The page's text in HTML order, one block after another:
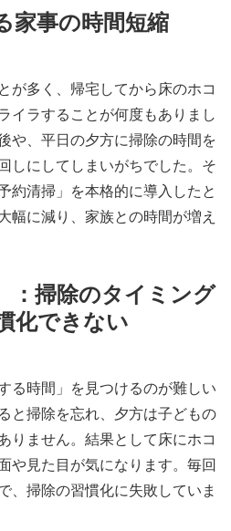
家事の時間短縮
が多く、帰宅してから床のホコ
イラすることが何度もありまし
や、平日の夕方に掃除の時間を
しにしてしまいがちでした。そ
約清掃」を本格的に導入したと
幅に減り、家族との時間が増え
：掃除のタイミング
化できない
る時間」を見つけるのが難しい
と掃除を忘れ、夕方は子どもの
りません。結果として床にホコ
や見た目が気になります。毎回
、掃除の習慣化に失敗していま